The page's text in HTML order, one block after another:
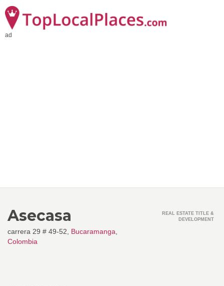
ad
Asecasa
carrera 29 # 49-52, Bucaramanga
Colombia
REAL ESTATE TITLE &
DEVELOPMENT